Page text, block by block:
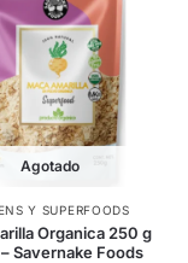
Agotado
Y SUPERFOODS
Organica 250 g
Savernake Foods